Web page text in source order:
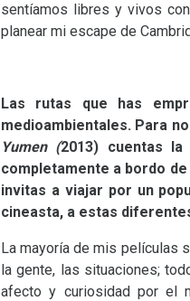
sentíamos libres y vivos
planear mi escape de
Las rutas que has
medioambientales. Para
Yumen (2013) cuentas
completamente a bordo
invitas a viajar por un
cineasta, a estas
La mayoría de mis películas
la gente, las situaciones;
afecto y curiosidad por el